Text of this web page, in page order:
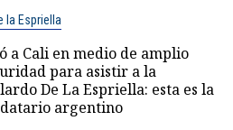
la Espriella
a Cali en medio de amplio
para asistir a la
De La Espriella: esta es la
argentino